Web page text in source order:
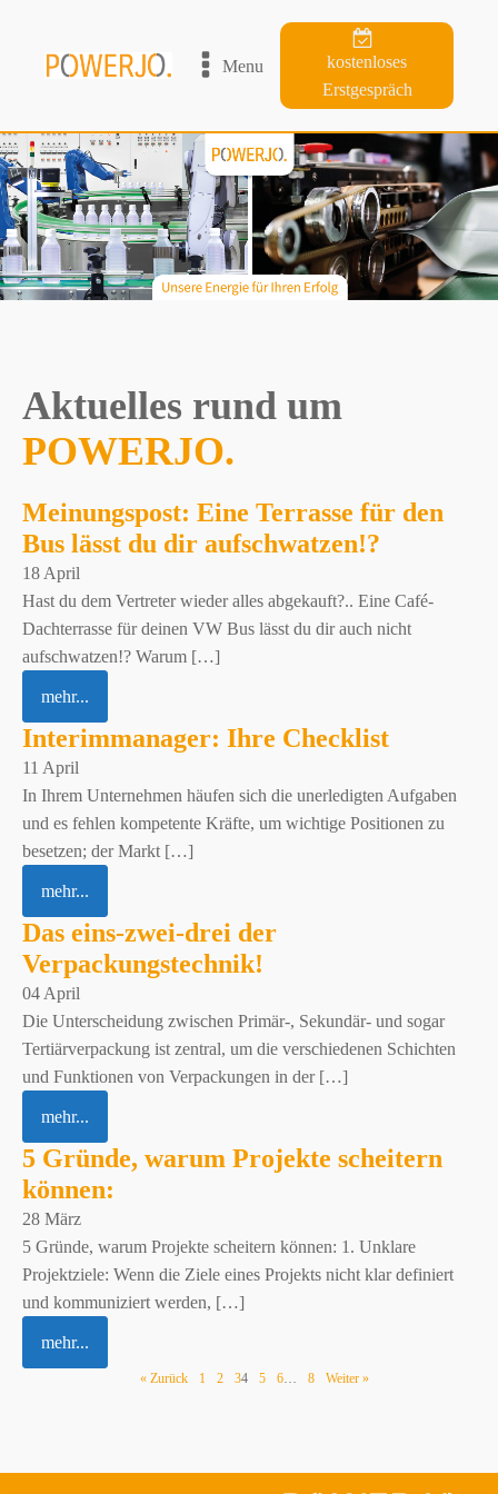
Menu
kostenloses
Erstgespräch
Aktuelles rund um
POWERJO.
Meinungspost: Eine Terrasse für den
Bus lässt du dir aufschwatzen!?
18 April
Hast du dem Vertreter wieder alles abgekauft?.. Eine Café-
Dachterrasse für deinen VW Bus lässt du dir auch nicht
aufschwatzen!? Warum […]
mehr...
Interimmanager: Ihre Checklist
11 April
In Ihrem Unternehmen häufen sich die unerledigten Aufgaben
und es fehlen kompetente Kräfte, um wichtige Positionen zu
besetzen; der Markt […]
mehr...
Das eins-zwei-drei der
Verpackungstechnik!
04 April
Die Unterscheidung zwischen Primär-, Sekundär- und sogar
Tertiärverpackung ist zentral, um die verschiedenen Schichten
und Funktionen von Verpackungen in der […]
mehr...
5 Gründe, warum Projekte scheitern
können:
28 März
5 Gründe, warum Projekte scheitern können: 1. Unklare
Projektziele: Wenn die Ziele eines Projekts nicht klar definiert
und kommuniziert werden, […]
mehr...
« Zurück 1 2 34 5 6… 8 Weiter »